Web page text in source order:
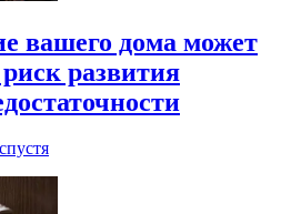
вашего дома может
развития